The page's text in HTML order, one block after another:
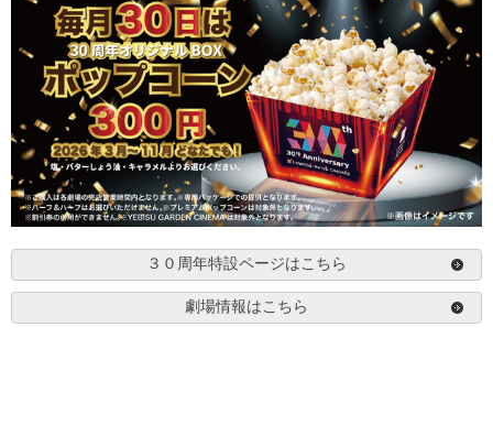
３０周年特設ページはこちら
劇場情報はこちら